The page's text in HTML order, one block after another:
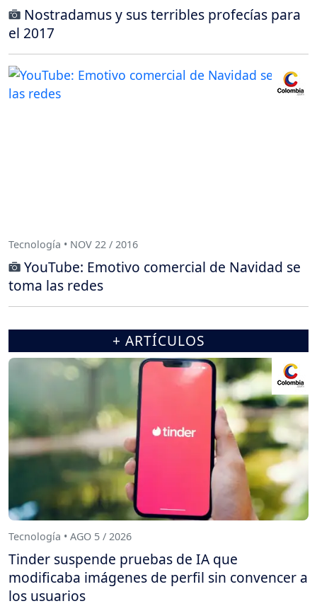
Nostradamus y sus terribles profecías para
el 2017
Tecnología • NOV 22 / 2016
YouTube: Emotivo comercial de Navidad se
toma las redes
+ ARTÍCULOS
Tecnología • AGO 5 / 2026
Tinder suspende pruebas de IA que
modificaba imágenes de perfil sin convencer a
los usuarios